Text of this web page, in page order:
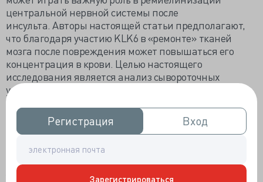
Регистрация
Регистрация Вход
Вход
Зарегистрироваться
центральной нервной системы после
инсульта. Авторы настоящей статьи предполагают,
что благодаря участию KLK6 в «ремонте» тканей
мозга после повреждения может повышаться его
концентрация в крови. Целью настоящего
исследования является анализ сывороточных
уровней KLK6 при САК в результате разрыва
аневризмы.
МЕТОДЫ:Референсные значения KLK6 были
отработаны при изучении образцов сыворотки крови
136 взрослых, они составляют от 1.04 (90% ДИ: 0.86-
У 13 больных субарахноидальным кровоизлиянием